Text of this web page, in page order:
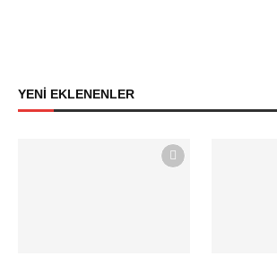
YENİ EKLENENLER